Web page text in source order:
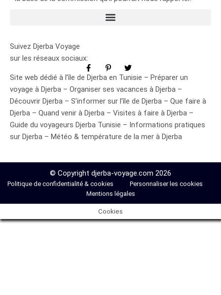
Suivez Djerba Voyage
sur les réseaux sociaux:
Site web dédié à l’île de Djerba en Tunisie – Préparer un
voyage à Djerba – Organiser ses vacances à Djerba –
Découvrir Djerba – S’informer sur l’île de Djerba – Que faire à
Djerba – Quand venir à Djerba – Visites à faire à Djerba –
Guide du voyageurs Djerba Tunisie – Informations pratiques
sur Djerba – Météo & température de la mer à Djerba
© Copyright djerba-voyage.com 2026
Politique de confidentialité & cookies
Personnaliser les cookies
Mentions légales
Cookies